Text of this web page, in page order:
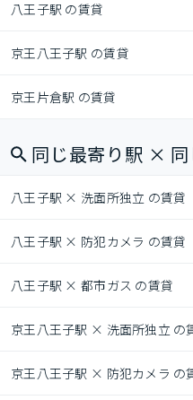
八王子駅 の賃貸
京王八王子駅 の賃貸
京王片倉駅 の賃貸
同じ最寄り駅 × 同
八王子駅 × 洗面所独立 の賃貸
八王子駅 × 防犯カメラ の賃貸
八王子駅 × 都市ガス の賃貸
京王八王子駅 × 洗面所独立 の
京王八王子駅 × 防犯カメラ の